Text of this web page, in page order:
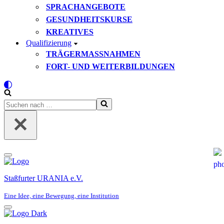
SPRACHANGEBOTE
GESUNDHEITSKURSE
KREATIVES
Qualifizierung
TRÄGERMASSNAHMEN
FORT- UND WEITERBILDUNGEN
Suchen
nach …
Navigationsmenü
Staßfurter URANIA e.V.
Eine Idee, eine Bewegung, eine Institution
Navigationsmenü